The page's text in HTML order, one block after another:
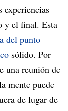
experiencias
y el final. Esta
del punto
sólido. Por
una reunión de
mente puede
de lugar de